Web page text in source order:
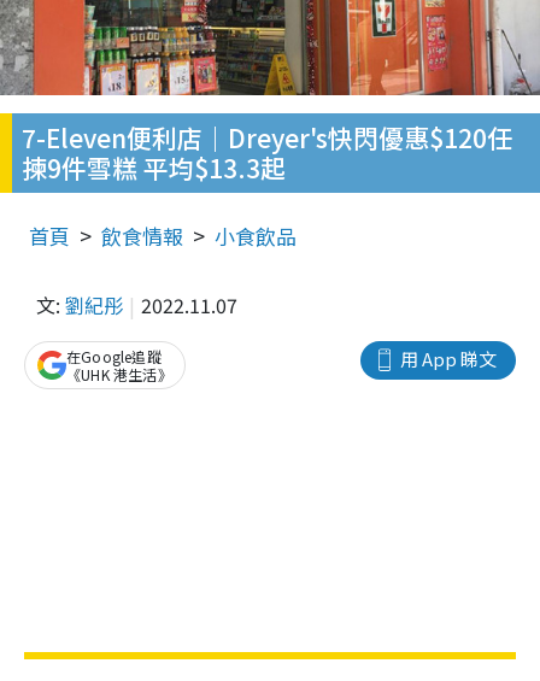
7-Eleven便利店｜Dreyer's快閃優惠$120任
揀9件雪糕 平均$13.3起
首頁 飲食情報 小食飲品
文: 劉紀彤 2022.11.07
用 App 睇文
在Google追蹤
《UHK 港生活》